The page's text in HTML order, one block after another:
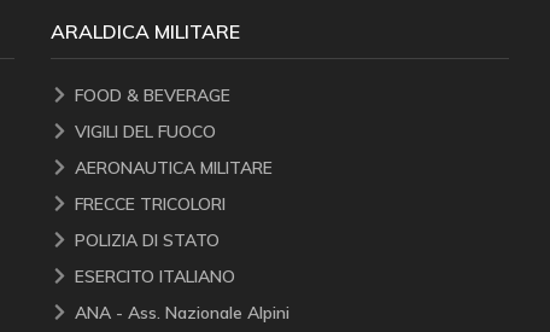
ARALDICA MILITARE
FOOD & BEVERAGE
VIGILI DEL FUOCO
AERONAUTICA MILITARE
FRECCE TRICOLORI
POLIZIA DI STATO
ESERCITO ITALIANO
ANA - Ass. Nazionale Alpini